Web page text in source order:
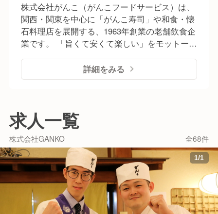
株式会社がんこ（がんこフードサービス）は、
関西・関東を中心に「がんこ寿司」や和食・懐
石料理店を展開する、1963年創業の老舗飲食企
業です。 「旨くて安くて楽しい」をモットー
が楽しめるリーズナブルな価格で提供していま
す。また、近年では歴史的な邸宅を再生した
事業を手掛けているのが特徴です。
詳細をみる
求人一覧
株式会社GANKO 全68件
1/1